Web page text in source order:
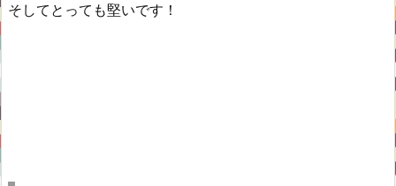
そしてとっても堅いです！